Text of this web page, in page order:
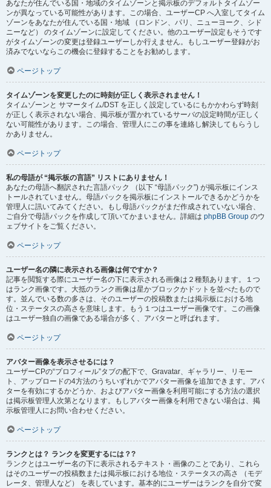
あなたが住んでいる国・地域のタイムゾーンと掲示板のデフォルトタイムゾー
ンが異なっている可能性があります。この場合、ユーザーCP へ入室してタイム
ゾーンをあなたが住んでいる国・地域 （ロンドン、パリ、ニューヨーク、シド
ニーなど） のタイムゾーンに設定してください。他のユーザー設定もそうです
がタイムゾーンの変更は登録ユーザーしか行えません。もしユーザー登録がお
済みでないならこの機会に登録することをお勧めします。
ページトップ
タイムゾーンを変更したのに時刻が正しく表示されません！
タイムゾーンと サマータイム/DST を正しく設定しているにもかかわらず時刻
が正しく表示されない場合、掲示板が置かれているサーバの設定時間が正しく
ない可能性があります。この場合、管理人にこの事を連絡し解決してもらうし
かありません。
ページトップ
私の母語が “掲示板の言語” リストにありません！
あなたの母語へ翻訳された言語パック （以下 “母語パック”) が掲示板にインス
トールされていません。母語パックを掲示板にインストールできるかどうかを
管理人に訊いてみてください。もし母語パックがまだ作成されていない場合、
ご自分で母語パックを作成して頂いてかまいません。詳細は phpBB Group のウ
ェブサイトをご覧ください。
ページトップ
ユーザー名の隣に表示される画像は何ですか？
記事を閲覧する際にユーザー名の下に表示される画像は２種類あります。１つ
はランク画像です。大抵のランク画像は星かブロックかドットを並べたもので
す。並んでいる数の多さは、そのユーザーの投稿数または掲示板における地
位・ステータスの高さを意味します。もう１つはユーザー画像です。この画像
はユーザー独自の画像である場合が多く、アバターと呼ばれます。
ページトップ
アバター画像を表示させるには？
ユーザーCPの“プロフィール”タブの配下で、Gravatar、ギャラリー、リモー
ト、アップロードの4方法のうちいずれかでアバター画像を追加できます。アバ
ターを有効にするかどうか、およびアバター画像を利用可能にする方法の選択
は掲示板管理人次第となります。もしアバター画像を利用できない場合は、掲
示板管理人にお問い合わせください。
ページトップ
ランクとは？ ランクを変更するには？?
ランクとはユーザー名の下に表示されるテキスト・画像のことであり、これら
はそのユーザーの投稿数または掲示板における地位・ステータスの高さ （モデ
レータ、管理人など） を表しています。基本的にユーザーはランクを自分で変